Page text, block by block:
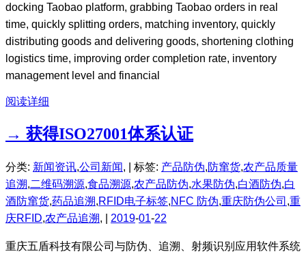
docking Taobao platform, grabbing Taobao orders in real
time, quickly splitting orders, matching inventory, quickly
distributing goods and delivering goods, shortening clothing
logistics time, improving order completion rate, inventory
management level and financial
阅读详细
→ 获得ISO27001体系认证
分类: 新闻资讯,公司新闻, | 标签: 产品防伪,防窜货,农产品质量
追溯,二维码溯源,食品溯源,农产品防伪,水果防伪,白酒防伪,白
酒防窜货,药品追溯,RFID电子标签,NFC 防伪,重庆防伪公司 ,重
庆RFID,农产品追溯, | 2019-01-22
重庆五盾科技有限公司与防伪、追溯、射频识别应用软件系统